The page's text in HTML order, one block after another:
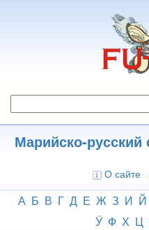
Марийско-
О сайте
А Б В Г Д Е Ж З И Й
Ӱ Ф Х Ц